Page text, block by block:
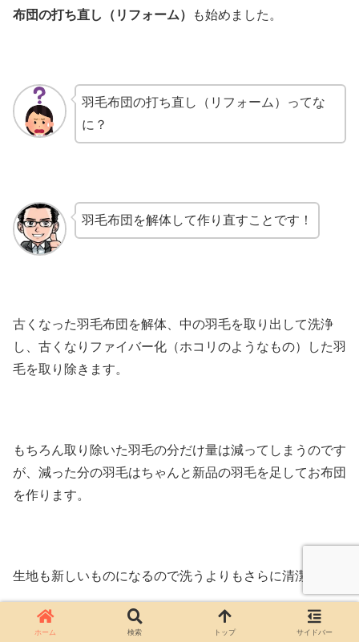
布団の打ち直し（リフォーム）
も始めました。
羽毛布団の打ち直し（リフォーム）ってな
に？
羽毛布団を解体して作り直すことです！
古くなった羽毛布団を解体、中の羽毛を取り出して洗浄
し、古くなりファイバー化（ホコリのようなもの）した羽
毛を取り除きます。
もちろん取り除いた羽毛の分だけ量は減ってしまうのです
が、減った分の羽毛はちゃんと新品の羽毛を足してお布団
を作ります。
生地も新しいものになるので洗うよりもさらに清潔です。
ホーム 検索 トップ サイドバー